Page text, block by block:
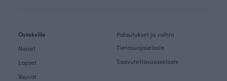
Ostoksille
Naiset
Lapset
Vauvat
Palautukset ja vaihto
Tietosuojaseloste
Saavutettavuusseloste